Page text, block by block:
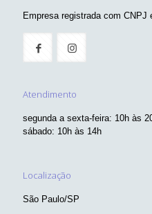
Empresa registrada com CNPJ
Atendimento
segunda a sexta-feira: 10h às
sábado: 10h às 14h
Localização
São Paulo/SP